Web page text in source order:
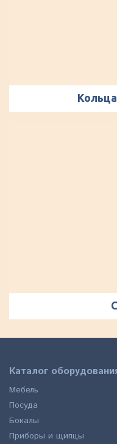
Каталог
Мебель
Посуда
Бокалы
Приборы и щипцы